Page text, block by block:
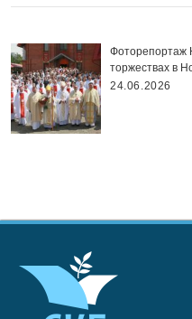
Фоторепортаж
торжествах в
24.06.2026